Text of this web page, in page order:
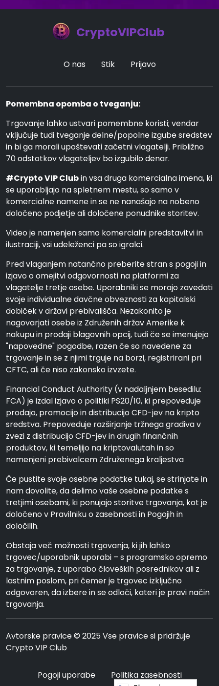
CryptoVIPClub
O nas Stik Prijavo
Pomembna opomba o tveganju:
Trgovanje lahko ustvari pomembne koristi; vendar
vključuje tudi tveganje delne/popolne izgube sredstev
in bi ga morali upoštevati začetni vlagatelji. Približno
70 odstotkov vlagateljev bo izgubilo denar.
#Crypto VIP Clubin vsa druga komercialna imena, ki
se uporabljajo na spletnem mestu, so samo v
komercialne namene in se ne nanašajo na nobeno
določeno podjetje ali določene ponudnike storitev.
Video je namenjen samo komercialni predstavitvi in
ilustraciji, vsi udeleženci pa so igralci.
Pred vlaganjem natančno preberite stran s pogoji in
izjavo o omejitvi odgovornosti na platformi za
vlagatelje tretje osebe. Uporabniki se morajo zavedati
svoje individualne davčne obveznosti za kapitalski
dobiček v državi prebivališča. Nezakonito je
nagovarjati osebe iz Združenih držav Amerike k
nakupu in prodaji blagovnih opcij, tudi če se imenujejo
"napovedne" pogodbe, razen če so navedene za
trgovanje in se z njimi trguje na borzi, registrirani pri
CFTC, ali če niso zakonsko izvzete.
Financial Conduct Authority (v nadaljnjem besedilu:
FCA) je izdal izjavo o politiki PS20/10, ki prepoveduje
prodajo, promocijo in distribucijo CFD-jev na kripto
sredstva. Prepoveduje razširjanje tržnega gradiva v
zvezi z distribucijo CFD-jev in drugih finančnih
produktov, ki temeljijo na kriptovalutah in so
namenjeni prebivalcem Združenega kraljestva
Če pustite svoje osebne podatke tukaj, se strinjate in
nam dovolite, da delimo vaše osebne podatke s
tretjimi osebami, ki ponujajo storitve trgovanja, kot je
določeno v Pravilniku o zasebnosti in Pogojih in
določilih.
Obstaja več možnosti trgovanja, ki jih lahko
trgovec/uporabnik uporabi – s programsko opremo
za trgovanje, z uporabo človeških posrednikov ali z
lastnim poslom, pri čemer je trgovec izključno
odgovoren, da izbere in se odloči, kateri je pravi način
trgovanja.
Avtorske pravice © 2025 Vse pravice si pridržuje
Crypto VIP Club
Pogoji uporabe
Politika zasebnosti